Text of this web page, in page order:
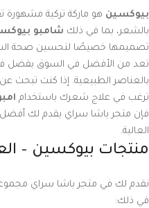
بيوكسين هو ماركة تركية مشهورة
بالشعر، بما في ذلك شامبو
تصميمها خصيصًا لتحسين صحة
تعد من الأفضل في السوق بفضل
بالعناصر الطبيعية. إذا كنت تبحث عن
ترغب في علاج شعرك باستخدام
فإن متجر باشا سراي يقدم لك
العالية.
منتجات بيوكسين –
نقدم لك في متجر باشا سراي
في ذلك: